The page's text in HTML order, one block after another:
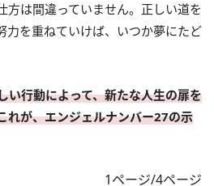
方は間違っていません。正しい道を
力を重ねていけば、いつか夢にたど
い行動によって、新たな人生の扉を
れが、エンジェルナンバー27の示
1ページ/4ページ